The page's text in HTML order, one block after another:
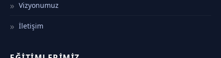
Vizyonumuz
İletişim